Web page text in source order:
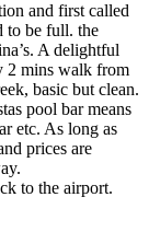
and first called
to be full. the
A delightful
2 mins walk from
basic but clean.
pool bar means
etc. As long as
prices are
to the airport.